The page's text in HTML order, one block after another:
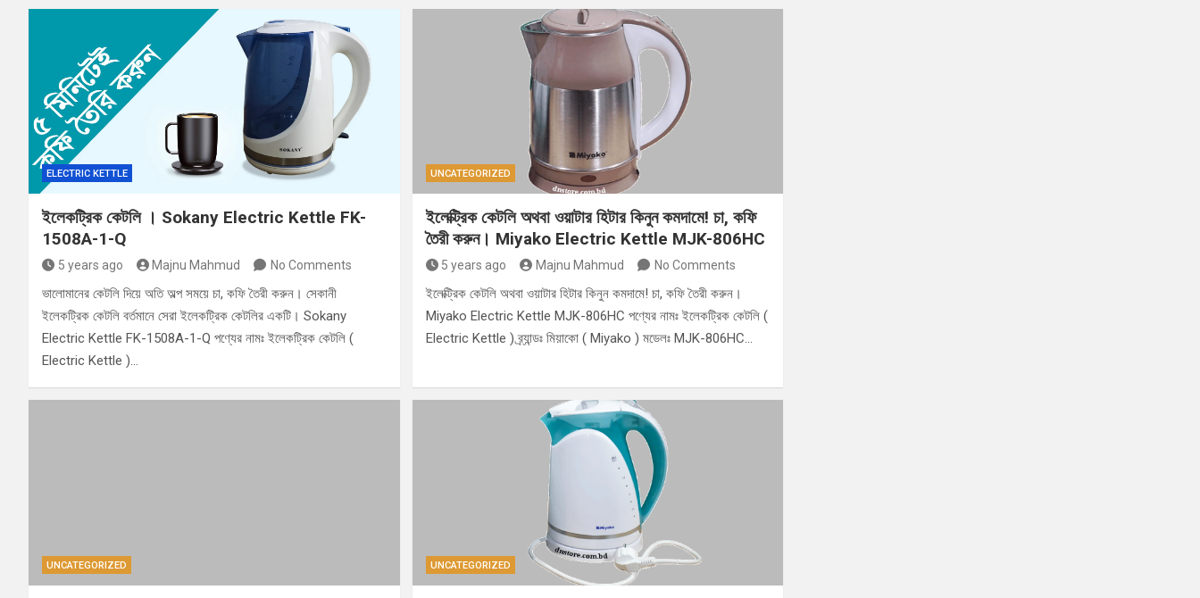
ELECTRIC KETTLE
ইলেকট্রিক কেটলি । Sokany Electric Kettle FK-
1508A-1-Q
5 years ago Majnu Mahmud No Comments
ভালোমানের কেটলি দিয়ে অতি অল্প সময়ে চা, কফি তৈরী করুন। সেকানী
ইলেকট্রিক কেটলি বর্তমানে সেরা ইলেকট্রিক কেটলির একটি। ‍Sokany
Electric Kettle FK-1508A-1-Q পণ্যের নামঃ ইলেকট্রিক কেটলি (
Electric Kettle )…
UNCATEGORIZED
ইলেক্ট্রিক কেটলি অথবা ওয়াটার হিটার কিনুন কমদামে! চা, কফি
তৈরী করুন। Miyako Electric Kettle MJK-806HC
5 years ago Majnu Mahmud No Comments
ইলেক্ট্রিক কেটলি অথবা ওয়াটার হিটার কিনুন কমদামে! চা, কফি তৈরী করুন।
Miyako Electric Kettle MJK-806HC পণ্যের নামঃ ইলেকট্রিক কেটলি (
Electric Kettle ) ব্র্যান্ডঃ মিয়াকো ( Miyako ) মডেলঃ MJK-806HC…
UNCATEGORIZED UNCATEGORIZED